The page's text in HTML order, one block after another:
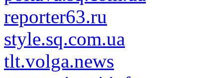
reporter63.ru
style.sq.com.ua
tlt.volga.news